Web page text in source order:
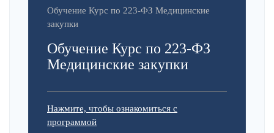
Обучение Курс по 223-ФЗ Медицинские
закупки
Обучение Курс по 223-ФЗ
Медицинские закупки
Нажмите, чтобы ознакомиться с
программой